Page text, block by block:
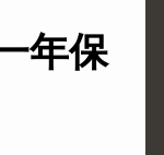
年保